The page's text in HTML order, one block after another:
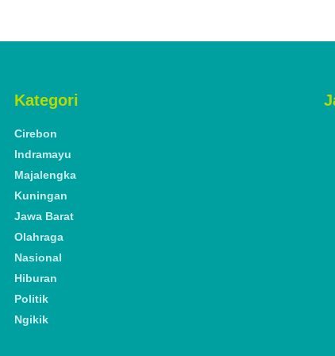
Kategori
Cirebon
Indramayu
Majalengka
Kuningan
Jawa Barat
Olahraga
Nasional
Hiburan
Politik
Ngikik